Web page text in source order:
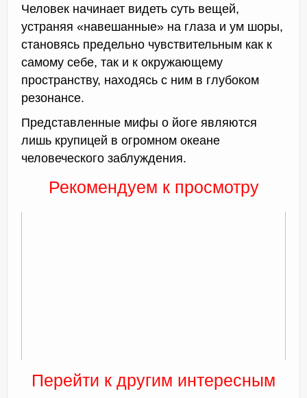
Человек начинает видеть суть вещей,
устраняя «навешанные» на глаза и ум шоры,
становясь предельно чувствительным как к
самому себе, так и к окружающему
пространству, находясь с ним в глубоком
резонансе.
Представленные мифы о йоге являются
лишь крупицей в огромном океане
человеческого заблуждения.
Рекомендуем к просмотру
Перейти к другим интересным